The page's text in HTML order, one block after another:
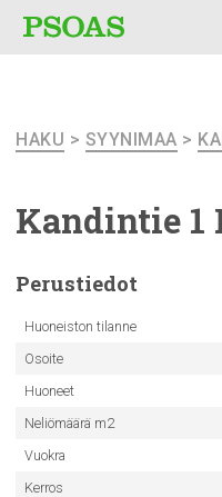
HAKU > SYYNIMAA >
Kandintie 1
Perustiedot
Huoneiston tilanne
Osoite
Huoneet
Neliömäärä m2
Vuokra
Kerros